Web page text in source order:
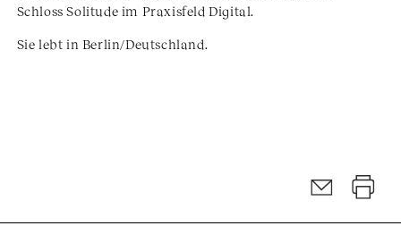
Schloss Solitude im Praxisfeld Digital.
Sie lebt in Berlin/Deutschland.